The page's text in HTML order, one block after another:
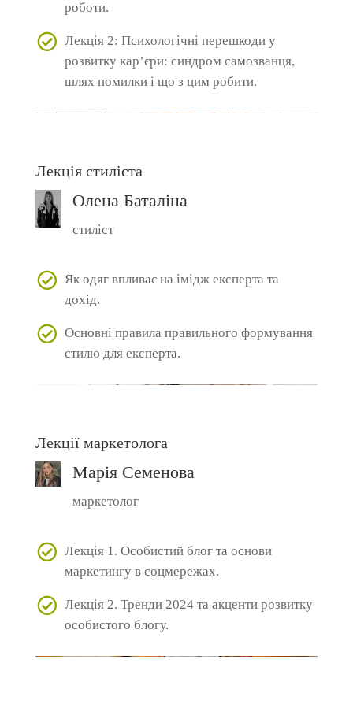
роботи.
Лекція 2: Психологічні перешкоди у
розвитку кар’єри: синдром самозванця,
шлях помилки і що з цим робити.
Лекція стиліста
Олена Баталіна
стиліст
Як одяг впливає на імідж експерта та
дохід.
Основні правила правильного формування
стилю для експерта.
Лекції маркетолога
Марія Семенова
маркетолог
Лекція 1. Особистий блог та основи
маркетингу в соцмережах.
Лекція 2. Тренди 2024 та акценти розвитку
особистого блогу.